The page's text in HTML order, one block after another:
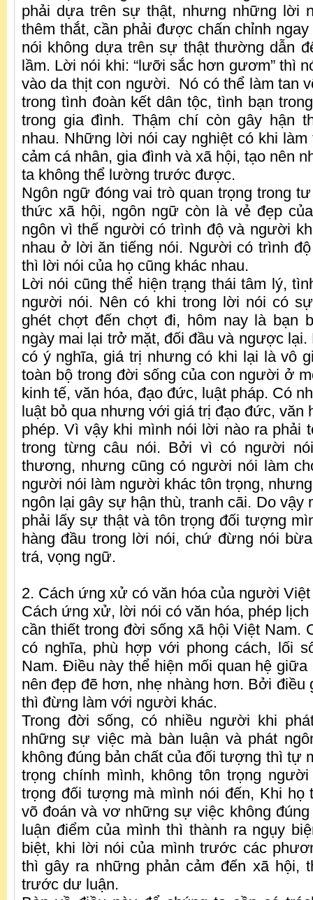
phải dựa trên sự thật, nhưng những lời
thêm thắt, cần phải được chấn chỉnh
nói không dựa trên sự thật thường dẫn
lầm. Lời nói khi: “lưỡi sắc hơn gươm” thì
vào da thịt con người. Nó có thể làm tan
trong tình đoàn kết dân tộc, tình bạn
trong gia đình. Thậm chí còn gây hận
nhau. Những lời nói cay nghiệt có khi
cảm cá nhân, gia đình và xã hội, tạo nên
ta không thể lường trước được.
Ngôn ngữ đóng vai trò quan trọng trong
thức xã hội, ngôn ngữ còn là vẻ đẹp
ngôn vì thế người có trình độ và người
nhau ở lời ăn tiếng nói. Người có trình
thì lời nói của họ cũng khác nhau.
Lời nói cũng thể hiện trạng thái tâm lý,
người nói. Nên có khi trong lời nói có
ghét chợt đến chợt đi, hôm nay là bạn
ngày mai lại trở mặt, đối đầu và ngược
có ý nghĩa, giá trị nhưng có khi lại là vô
toàn bộ trong đời sống của con người ở
kinh tế, văn hóa, đạo đức, luật pháp. Có
luật bỏ qua nhưng với giá trị đạo đức, văn
phép. Vì vậy khi mình nói lời nào ra phải
trong từng câu nói. Bởi vì có người
thương, nhưng cũng có người nói làm
người nói làm người khác tôn trọng,
ngôn lại gây sự hận thù, tranh cãi. Do vậy
phải lấy sự thật và tôn trọng đối tượng
hàng đầu trong lời nói, chứ đừng nói
trá, vọng ngữ.
2. Cách ứng xử có văn hóa của người
Cách ứng xử, lời nói có văn hóa, phép
cần thiết trong đời sống xã hội Việt Nam.
có nghĩa, phù hợp với phong cách, lối
Nam. Điều này thể hiện mối quan hệ
nên đẹp đẽ hơn, nhẹ nhàng hơn. Bởi điều
thì đừng làm với người khác.
Trong đời sống, có nhiều người khi
những sự việc mà bàn luận và phát
không đúng bản chất của đối tượng thì tự
trọng chính mình, không tôn trọng
trọng đối tượng mà mình nói đến, Khi họ
võ đoán và vơ những sự việc không
luận điểm của mình thì thành ra ngụy
biệt, khi lời nói của mình trước các
thì gây ra những phản cảm đến xã hội,
trước dư luận.